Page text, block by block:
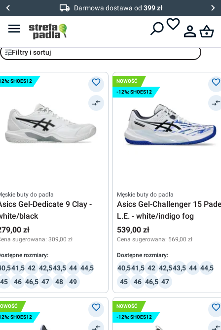
Darmowa dostawa od 399 zł
Asics
Filtry i sortuj
SHOES12
buty do padla
Gel-Dedicate 9 Clay -
black
zł
sugerowana: 309,00 zł
rozmiary:
41,5 42 42,543,5 44 44,5
45
46 46,5 47 48 49
NOWOŚĆ
-12%: SHOES12
Męskie buty do padla
Asics Gel-Challenger 15
L.E. - white/indigo fog
539,00 zł
Cena sugerowana: 569,00 zł
Dostępne rozmiary:
40,541,5 42 42,543,5 44 44,5
45
46 46,5 47
SHOES12
NOWOŚĆ
-12%: SHOES12